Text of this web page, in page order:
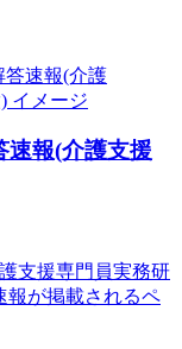
速報(介護支援
支援専門員実務研
報が掲載されるペ